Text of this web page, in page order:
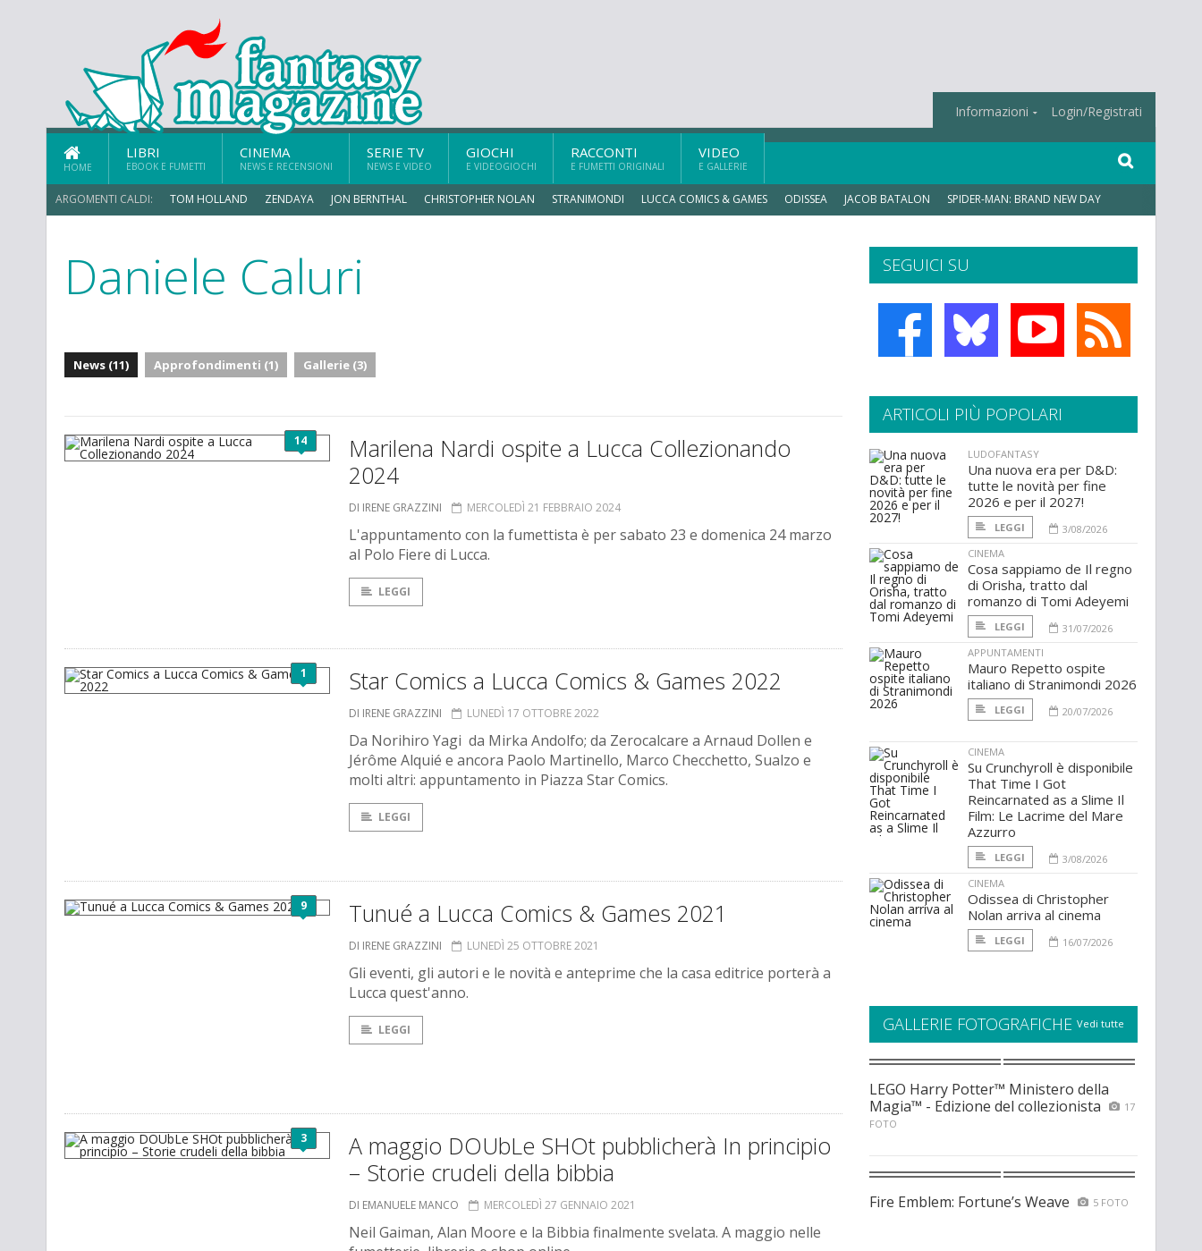
Informazioni Login/Registrati
HOME
LIBRI
EBOOK E FUMETTI
CINEMA
NEWS E RECENSIONI
SERIE TV
NEWS E VIDEO
GIOCHI
E VIDEOGIOCHI
RACCONTI
E FUMETTI ORIGINALI
VIDEO
E GALLERIE
ARGOMENTI CALDI: TOM HOLLAND ZENDAYA JON BERNTHAL CHRISTOPHER NOLAN STRANIMONDI LUCCA COMICS & GAMES ODISSEA JACOB BATALON SPIDER-MAN: BRAND NEW DAY
Daniele Caluri
News (11) Approfondimenti (1) Gallerie (3)
14
Marilena Nardi ospite a Lucca Collezionando
2024
DI IRENE GRAZZINI MERCOLEDÌ 21 FEBBRAIO 2024
L'appuntamento con la fumettista è per sabato 23 e domenica 24 marzo
al Polo Fiere di Lucca.
LEGGI
1 Star Comics a Lucca Comics & Games 2022
DI IRENE GRAZZINI LUNEDÌ 17 OTTOBRE 2022
Da Norihiro Yagi da Mirka Andolfo; da Zerocalcare a Arnaud Dollen e
Jérôme Alquié e ancora Paolo Martinello, Marco Checchetto, Sualzo e
molti altri: appuntamento in Piazza Star Comics.
LEGGI
9 Tunué a Lucca Comics & Games 2021
DI IRENE GRAZZINI LUNEDÌ 25 OTTOBRE 2021
Gli eventi, gli autori e le novità e anteprime che la casa editrice porterà a
Lucca quest'anno.
LEGGI
3
A maggio DOUbLe SHOt pubblicherà In principio
– Storie crudeli della bibbia
DI EMANUELE MANCO MERCOLEDÌ 27 GENNAIO 2021
Neil Gaiman, Alan Moore e la Bibbia finalmente svelata. A maggio nelle
SEGUICI SU
ARTICOLI PIÙ POPOLARI
LUDOFANTASY
Una nuova era per D&D:
tutte le novità per fine
2026 e per il 2027!
LEGGI
3/08/2026
CINEMA
Cosa sappiamo de Il regno
di Orisha, tratto dal
romanzo di Tomi Adeyemi
LEGGI
31/07/2026
APPUNTAMENTI
Mauro Repetto ospite
italiano di Stranimondi 2026
LEGGI 20/07/2026
CINEMA
Su Crunchyroll è disponibile
That Time I Got
Reincarnated as a Slime Il
Film: Le Lacrime del Mare
Azzurro
LEGGI
3/08/2026
CINEMA
Odissea di Christopher
Nolan arriva al cinema
LEGGI 16/07/2026
GALLERIE FOTOGRAFICHE Vedi tutte
LEGO Harry Potter™ Ministero della
Magia™ - Edizione del collezionista
17
FOTO
Fire Emblem: Fortune’s Weave 5 FOTO